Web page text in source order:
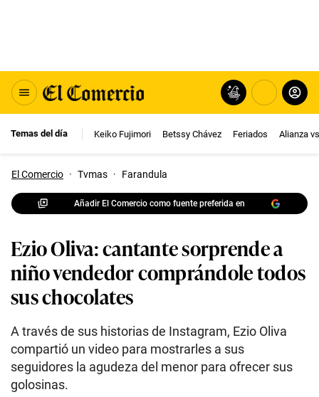
Temas del día Keiko Fujimori Betssy Chávez Feriados Alianza
El Comercio · Tvmas · Farandula
Añadir El Comercio como fuente preferida en
Ezio Oliva: cantante sorprende a
niño vendedor comprándole todos
sus chocolates
A través de sus historias de Instagram, Ezio Oliva
compartió un video para mostrarles a sus
seguidores la agudeza del menor para ofrecer sus
golosinas.